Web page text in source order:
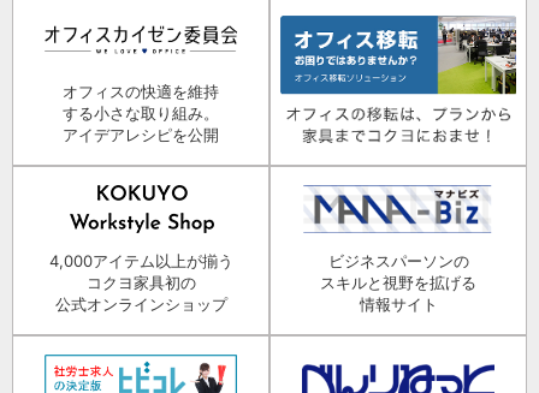
オフィスの快適を維持
する小さな取り組み。
アイデアレシピを公開
4,000アイテム以上が揃う
コクヨ家具初の
公式オンラインショップ
ビジネスパーソンの
スキルと視野を拡げる
情報サイト